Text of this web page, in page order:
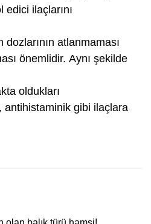
edici ilaçlarını
atlanmaması
önemlidir. Aynı şekilde
oldukları
antihistaminik gibi ilaçlara